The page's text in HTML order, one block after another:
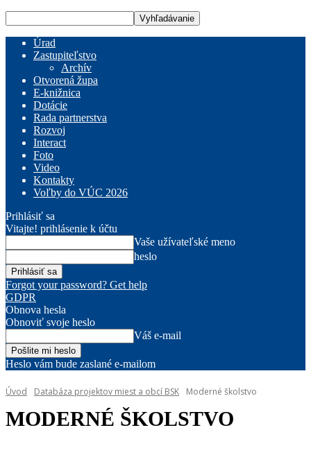
Úrad
Zastupiteľstvo
Archív
Otvorená župa
E-knižnica
Dotácie
Rada partnerstva
Rozvoj
Interact
Foto
Video
Kontakty
Voľby do VÚC 2026
Prihlásiť sa
Vitajte! prihlásenie k účtu
Vaše užívateľské meno
heslo
Forgot your password? Get help
GDPR
Obnova hesla
Obnoviť svoje heslo
Váš e-mail
Heslo vám bude zaslané e-mailom
Úvod Databáza projektov miest a obcí BSK Moderné školstvo
MODERNÉ ŠKOLSTVO